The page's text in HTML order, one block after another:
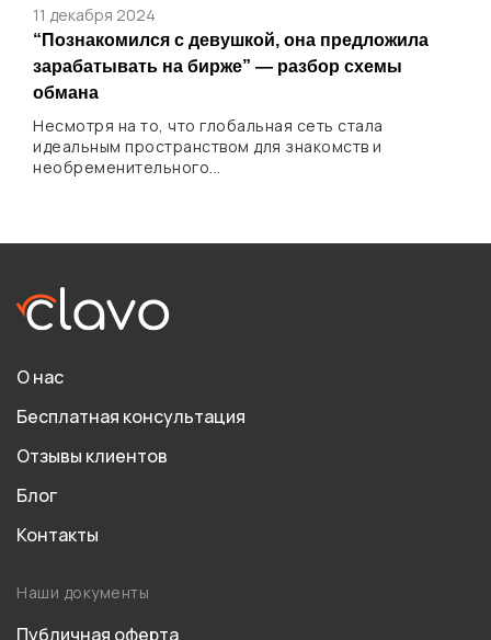
11 декабря 2024
“Познакомился с девушкой, она предложила
зарабатывать на бирже” — разбор схемы
обмана
Несмотря на то, что глобальная сеть стала
идеальным пространством для знакомств и
необременительного...
О нас
Бесплатная консультация
Отзывы клиентов
Блог
Контакты
Наши документы
Публичная оферта